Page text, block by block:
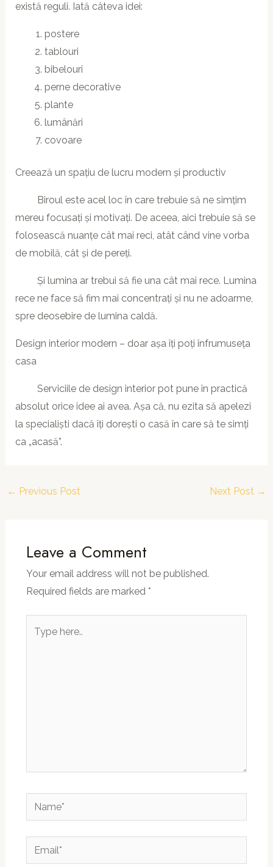
există reguli. Iată câteva idei:
postere
tablouri
bibelouri
perne decorative
plante
lumânări
covoare
Creează un spațiu de lucru modern și productiv
Biroul este acel loc în care trebuie să ne simțim
mereu focusați și motivați. De aceea, aici trebuie să se
folosească nuanțe cât mai reci, atât când vine vorba
de mobilă, cât și de pereți.
Și lumina ar trebui să fie una cât mai rece. Lumina
rece ne face să fim mai concentrați și nu ne adoarme,
spre deosebire de lumina caldă.
Design interior modern – doar așa îți poți înfrumuseța
casa
Serviciile de design interior pot pune în practică
absolut orice idee ai avea. Așa că, nu ezita să apelezi
la specialiști dacă îți dorești o casă în care să te simți
ca „acasă”.
← Previous Post Next Post →
Leave a Comment
Your email address will not be published.
Required fields are marked *
here..
Name*
Email*